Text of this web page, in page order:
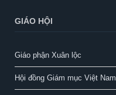
GIÁO HỘI
Giáo phận Xuân lộc
Hội đồng Giám mục Việt Nam